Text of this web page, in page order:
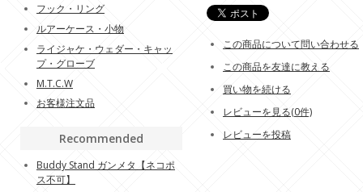
この商品について問い合わせる
この商品を友達に教える
買い物を続ける
レビューを見る(0件)
レビューを投稿
フック・リング
ルアーケース・小物
ライジャケ・ウェダー・キャッ
プ・グローブ
M.T.C.W
お客様注文品
Recommended
Buddy Stand ガンメタ【ネコポ
ス不可】